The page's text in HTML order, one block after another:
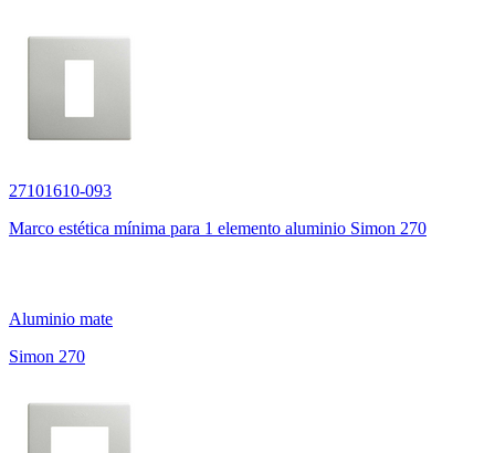
27101610-093
Marco estética mínima para 1 elemento aluminio Simon 270
Aluminio mate
Simon 270